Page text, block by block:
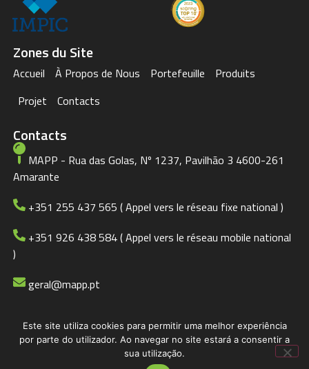
Zones du Site
Accueil À Propos de Nous Portefeuille
Produits
Projet
Contacts
Contacts
MAPP - Rua das Golas, Nº 1237, Pavilhão 3 4600-261
Amarante
+351 255 437 565 ( Appel vers le réseau fixe national )
+351 926 438 584 ( Appel vers le réseau mobile national
)
geral@mapp.pt
© 2023 MAPP Politique de Confidentialité
Este site utiliza cookies para permitir uma melhor experiência
por parte do utilizador. Ao navegar no site estará a consentir a
sua utilização.